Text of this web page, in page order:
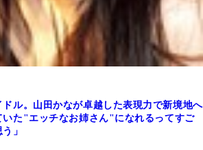
ル。山田かなが卓越した表現力で新境地へ
いた"エッチなお姉さん"になれるってすご
」